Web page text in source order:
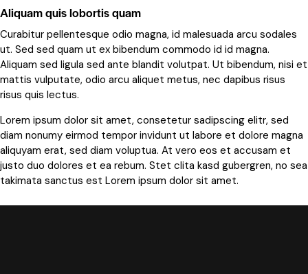
Aliquam quis lobortis quam
Curabitur pellentesque odio magna, id malesuada arcu sodales
ut. Sed sed quam ut ex bibendum commodo id id magna.
Aliquam sed ligula sed ante blandit volutpat. Ut bibendum, nisi et
mattis vulputate, odio arcu aliquet metus, nec dapibus risus
risus quis lectus.
Lorem ipsum dolor sit amet, consetetur sadipscing elitr, sed
diam nonumy eirmod tempor invidunt ut labore et dolore magna
aliquyam erat, sed diam voluptua. At vero eos et accusam et
justo duo dolores et ea rebum. Stet clita kasd gubergren, no sea
takimata sanctus est Lorem ipsum dolor sit amet.